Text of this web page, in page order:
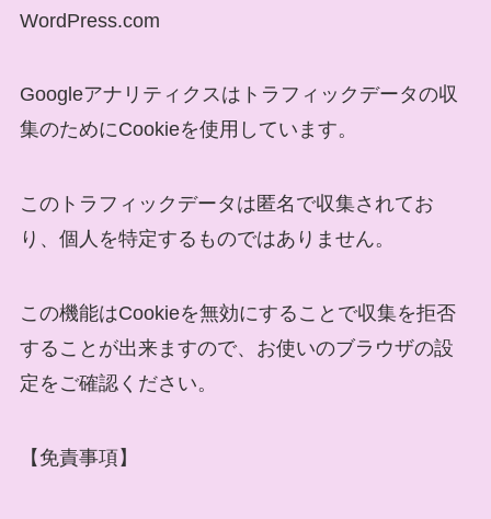
WordPress.com
Googleアナリティクスはトラフィックデータの収
集のためにCookieを使用しています。
このトラフィックデータは匿名で収集されてお
り、個人を特定するものではありません。
この機能はCookieを無効にすることで収集を拒否
することが出来ますので、お使いのブラウザの設
定をご確認ください。
【免責事項】